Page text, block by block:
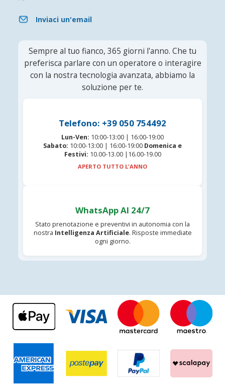
Inviaci un'email
Sempre al tuo fianco, 365 giorni l'anno. Che tu
preferisca parlare con un operatore o interagire
con la nostra tecnologia avanzata, abbiamo la
soluzione per te.
Telefono: +39 050 754492
Lun-Ven: 10:00-13:00 | 16:00-19:00
Sabato: 10:00-13:00 | 16:00-19:00 Domenica e
Festivi: 10.00-13.00 |16.00-19.00
APERTO TUTTO L'ANNO
WhatsApp AI 24/7
Stato prenotazione e preventivi in autonomia con la
nostra Intelligenza Artificiale. Risposte immediate
ogni giorno.